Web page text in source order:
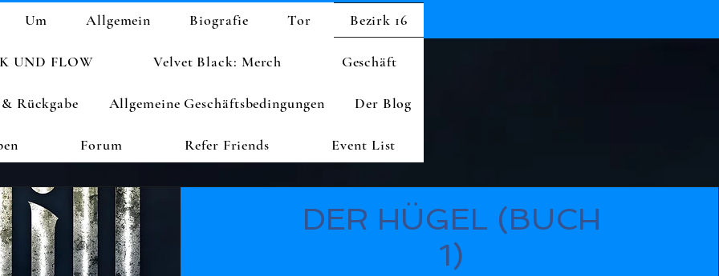
Um Allgemein Biografie Tor Bezirk 16
UND FLOW Velvet Black: Merch Geschäft
Rückgabe Allgemeine Geschäftsbedingungen Der Blog
Forum Refer Friends Event List
DER HÜGEL (BUCH
1)